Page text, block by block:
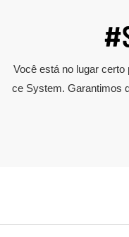
Você está no lugar
ce System. Garantimos